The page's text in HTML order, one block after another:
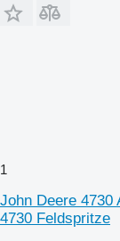
1
John Deere 4730
4730 Feldspritze